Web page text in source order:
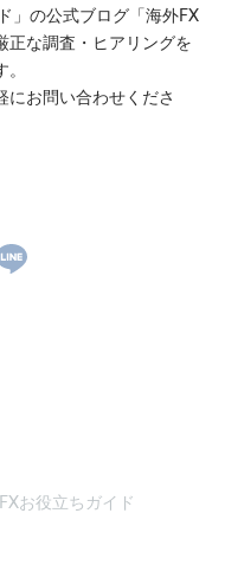
」の公式ブログ「海外FX
正な調査・ヒアリングを
にお問い合わせくださ
お役立ちガイド